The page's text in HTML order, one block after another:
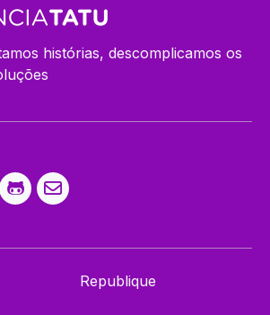
histórias, descomplicamos os
Republique